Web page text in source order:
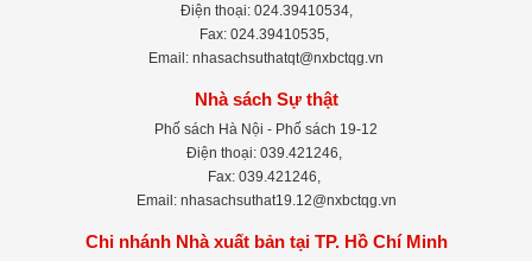
Điện thoại: 024.39410534,
Fax: 024.39410535,
Email: nhasachsuthatqt@nxbctqg.vn
Nhà sách Sự thật
Phố sách Hà Nội - Phố sách 19-12
Điện thoại: 039.421246,
Fax: 039.421246,
Email: nhasachsuthat19.12@nxbctqg.vn
Chi nhánh Nhà xuất bản tại TP. Hồ Chí Minh